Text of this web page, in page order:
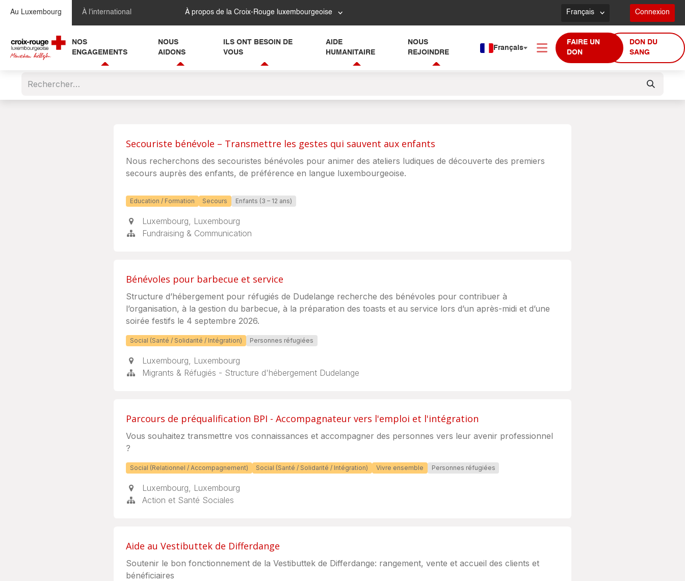
Au Luxembourg À l'international À propos de la Croix-Rouge luxembourgeoise Français Connexion
NOS
ENGAGEMENTS
NOUS
AIDONS
ILS ONT BESOIN DE
VOUS
AIDE
HUMANITAIRE
NOUS
REJOINDRE
Français
FAIRE UN
DON
DON DU
SANG
Secouriste bénévole – Transmettre les gestes qui sauvent aux enfants
Nous recherchons des secouristes bénévoles pour animer des ateliers ludiques de découverte des premiers
secours auprès des enfants, de préférence en langue luxembourgeoise.
Education / Formation Secours Enfants (3 – 12 ans)
Luxembourg, Luxembourg
Fundraising & Communication
Bénévoles pour barbecue et service
Structure d’hébergement pour réfugiés de Dudelange recherche des bénévoles pour contribuer à
l’organisation, à la gestion du barbecue, à la préparation des toasts et au service lors d’un après-midi et d’une
soirée festifs le 4 septembre 2026.
Social (Santé / Solidarité / Intégration) Personnes réfugiées
Luxembourg, Luxembourg
Migrants & Réfugiés - Structure d'hébergement Dudelange
Parcours de préqualification BPI - Accompagnateur vers l'emploi et l'intégration
Vous souhaitez transmettre vos connaissances et accompagner des personnes vers leur avenir professionnel
?
Social (Relationnel / Accompagnement) Social (Santé / Solidarité / Intégration) Vivre ensemble Personnes réfugiées
Luxembourg, Luxembourg
Action et Santé Sociales
Aide au Vestibuttek de Differdange
Soutenir le bon fonctionnement de la Vestibuttek de Differdange: rangement, vente et accueil des clients et
bénéficiaires